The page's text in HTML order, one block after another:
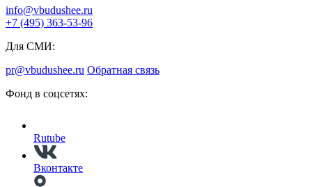
info@vbudushee.ru
+7 (495) 363-53-96
Для СМИ:
pr@vbudushee.ru Обратная связь
Фонд в соцсетях:
Rutube
Вконтакте